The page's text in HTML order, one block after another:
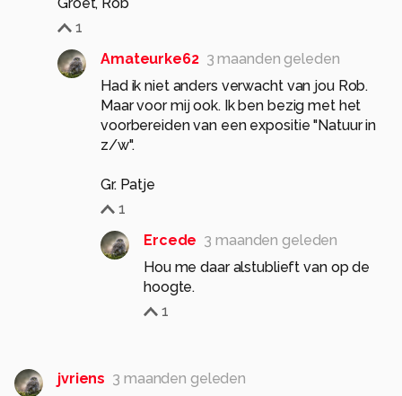
Groet, Rob
1
Amateurke62 3 maanden geleden
Had ik niet anders verwacht van jou Rob.
Maar voor mij ook. Ik ben bezig met het
voorbereiden van een expositie "Natuur in
z/w".
Gr. Patje
1
Ercede 3 maanden geleden
Hou me daar alstublieft van op de
hoogte.
1
jvriens 3 maanden geleden